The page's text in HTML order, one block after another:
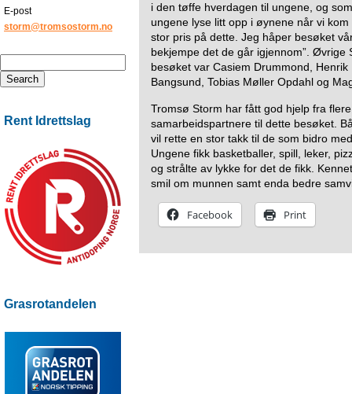
E-post
storm@tromsostorm.no
Rent Idrettslag
Grasrotandelen
i den tøffe hverdagen til ungene, og
ungene lyse litt opp i øynene når vi
stor pris på dette. Jeg håper besøket
bekjempe det de går igjennom”. Øvrige
besøket var Casiem Drummond,
Bangsund, Tobias Møller Opdahl og
Tromsø Storm har fått god hjelp fra
samarbeidspartnere til dette besøket.
vil rette en stor takk til de som bidro
Ungene fikk basketballer, spill, leker,
og strålte av lykke for det de fikk.
smil om munnen samt enda bedre
Facebook Print